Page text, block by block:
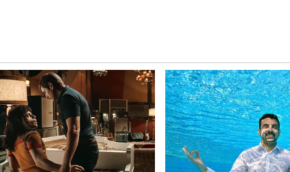
ಯೂನಿವರ್ಸಿಟಿಯ ತರಗತಿಯಲ್ಲಿ
ಎಂದು ಸೋನಿಪತ್ ಪೊಲೀಸ್
ಕ್ಯಾಂಪಸ್‌ಗೆ ನನ್ನ ಅಧಿಕೃತ
ಎಂದೂ ಅವರು ಹೇಳಿದ್ದಾರೆ.
ಉಪಕುಲಪತಿಗಳಿಗೆ ಪತ್ರ